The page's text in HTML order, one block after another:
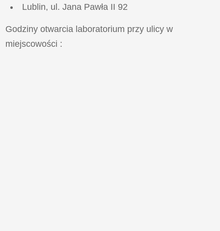
Lublin, ul. Jana Pawła II 92
Godziny otwarcia laboratorium przy ulicyw
miejscowości :